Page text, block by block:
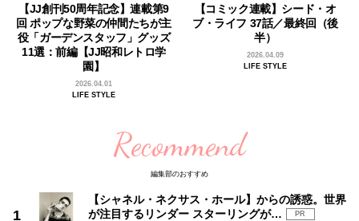
【JJ創刊50周年記念】連載第9
回 ポップな野菜の仲間たちが主
役「ガーデンスタッフ」グッズ
11選：前編【JJ昭和レトロ学
園】
2026.04.01
LIFE STYLE
【コミック連載】シード・オ
ブ・ライフ 37話／最終回（後
半）
2026.04.09
LIFE STYLE
Recommend
編集部のおすすめ
【シャネル・ネクサス・ホール】からの誘惑。世界
が注目するリンダー スターリングが…
PR